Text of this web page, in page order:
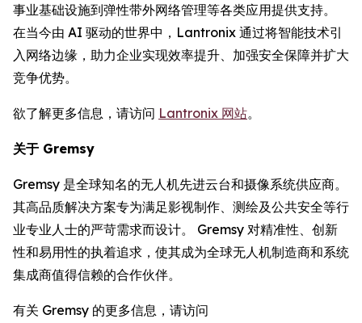
事业基础设施到弹性带外网络管理等各类应用提供支持。
在当今由 AI 驱动的世界中，Lantronix 通过将智能技术引
入网络边缘，助力企业实现效率提升、加强安全保障并扩大
竞争优势。
欲了解更多信息，请访问 Lantronix 网站。
关于 Gremsy
Gremsy 是全球知名的无人机先进云台和摄像系统供应商。
其高品质解决方案专为满足影视制作、测绘及公共安全等行
业专业人士的严苛需求而设计。 Gremsy 对精准性、创新
性和易用性的执着追求，使其成为全球无人机制造商和系统
集成商值得信赖的合作伙伴。
有关 Gremsy 的更多信息，请访问